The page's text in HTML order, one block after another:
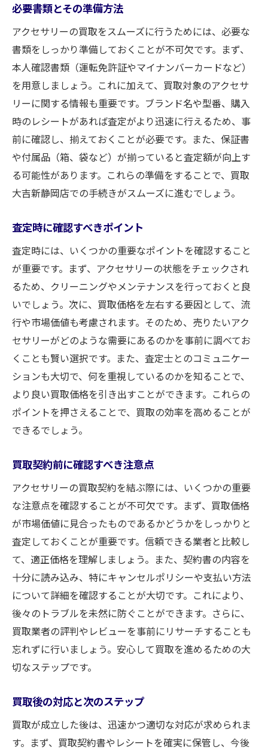
必要書類とその準備方法
アクセサリーの買取をスムーズに行うためには、必要な
書類をしっかり準備しておくことが不可欠です。まず、
本人確認書類（運転免許証やマイナンバーカードなど）
を用意しましょう。これに加えて、買取対象のアクセサ
リーに関する情報も重要です。ブランド名や型番、購入
時のレシートがあれば査定がより迅速に行えるため、事
前に確認し、揃えておくことが必要です。また、保証書
や付属品（箱、袋など）が揃っていると査定額が向上す
る可能性があります。これらの準備をすることで、買取
大吉新静岡店での手続きがスムーズに進むでしょう。
査定時に確認すべきポイント
査定時には、いくつかの重要なポイントを確認すること
が重要です。まず、アクセサリーの状態をチェックされ
るため、クリーニングやメンテナンスを行っておくと良
いでしょう。次に、買取価格を左右する要因として、流
行や市場価値も考慮されます。そのため、売りたいアク
セサリーがどのような需要にあるのかを事前に調べてお
くことも賢い選択です。また、査定士とのコミュニケー
ションも大切で、何を重視しているのかを知ることで、
より良い買取価格を引き出すことができます。これらの
ポイントを押さえることで、買取の効率を高めることが
できるでしょう。
買取契約前に確認すべき注意点
アクセサリーの買取契約を結ぶ際には、いくつかの重要
な注意点を確認することが不可欠です。まず、買取価格
が市場価値に見合ったものであるかどうかをしっかりと
査定しておくことが重要です。信頼できる業者と比較し
て、適正価格を理解しましょう。また、契約書の内容を
十分に読み込み、特にキャンセルポリシーや支払い方法
について詳細を確認することが大切です。これにより、
後々のトラブルを未然に防ぐことができます。さらに、
買取業者の評判やレビューを事前にリサーチすることも
忘れずに行いましょう。安心して買取を進めるための大
切なステップです。
買取後の対応と次のステップ
買取が成立した後は、迅速かつ適切な対応が求められま
す。まず、買取契約書やレシートを確実に保管し、今後